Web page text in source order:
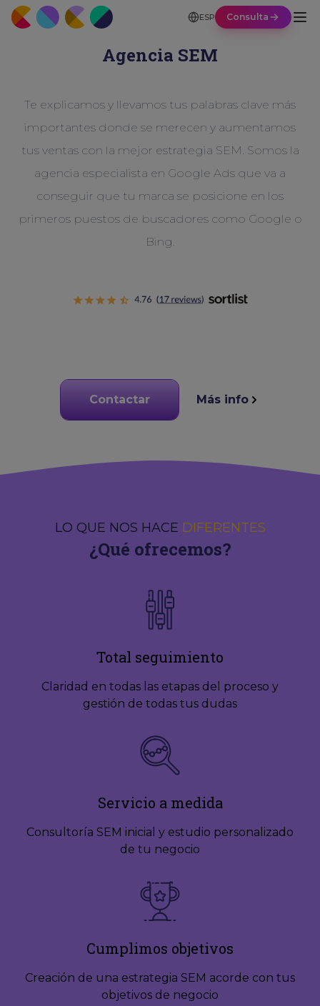
ESP Consulta
Agencia SEM
Te explicamos y llevamos tus palabras clave más
importantes donde se merecen y aumentamos
tus ventas con la mejor estrategia SEM. Somos la
agencia especialista en Google Ads que va a
conseguir que tu marca se posicione en los
primeros puestos de buscadores como Google o
Bing.
Contactar Más info
LO QUE NOS HACE DIFERENTES
¿Qué ofrecemos?
Total seguimiento
Claridad en todas las etapas del proceso y
gestión de todas tus dudas
Servicio a medida
Consultoría SEM inicial y estudio personalizado
de tu negocio
Cumplimos objetivos
Creación de una estrategia SEM acorde con tus
objetivos de negocio